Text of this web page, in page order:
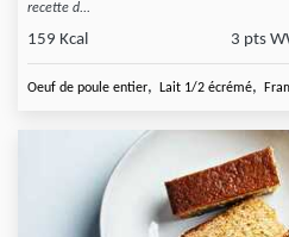
recette d...
159 Kcal 3 pts
Oeuf de poule entier, Lait 1/2 écrémé,